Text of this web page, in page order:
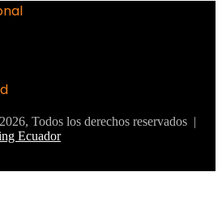
Todos los derechos reservados |
Ecuador